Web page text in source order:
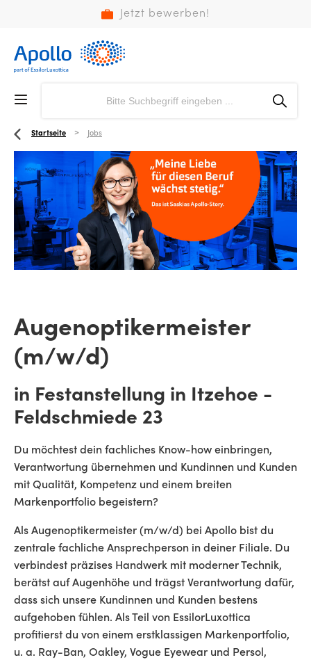
Jetzt bewerben!
Startseite Jobs
Augenoptikermeister
(m/w/d)
in Festanstellung in Itzehoe -
Feldschmiede 23
Du möchtest dein fachliches Know-how einbringen,
Verantwortung übernehmen und Kundinnen und Kunden
mit Qualität, Kompetenz und einem breiten
Markenportfolio begeistern?
Als Augenoptikermeister (m/w/d) bei Apollo bist du
zentrale fachliche Ansprechperson in deiner Filiale. Du
verbindest präzises Handwerk mit moderner Technik,
berätst auf Augenhöhe und trägst Verantwortung dafür,
dass sich unsere Kundinnen und Kunden bestens
aufgehoben fühlen. Als Teil von EssilorLuxottica
profitierst du von einem erstklassigen Markenportfolio,
u. a. Ray-Ban, Oakley, Vogue Eyewear und Persol,